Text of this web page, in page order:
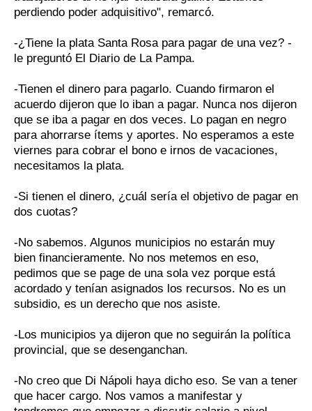
perdiendo poder adquisitivo", remarcó.
-¿Tiene la plata Santa Rosa para pagar de una vez? -
le preguntó El Diario de La Pampa.
-Tienen el dinero para pagarlo. Cuando firmaron el
acuerdo dijeron que lo iban a pagar. Nunca nos dijeron
que se iba a pagar en dos veces. Lo pagan en negro
para ahorrarse ítems y aportes. No esperamos a este
viernes para cobrar el bono e irnos de vacaciones,
necesitamos la plata.
-Si tienen el dinero, ¿cuál sería el objetivo de pagar en
dos cuotas?
-No sabemos. Algunos municipios no estarán muy
bien financieramente. No nos metemos en eso,
pedimos que se page de una sola vez porque está
acordado y tenían asignados los recursos. No es un
subsidio, es un derecho que nos asiste.
-Los municipios ya dijeron que no seguirán la política
provincial, que se desenganchan.
-No creo que Di Nápoli haya dicho eso. Se van a tener
que hacer cargo. Nos vamos a manifestar y